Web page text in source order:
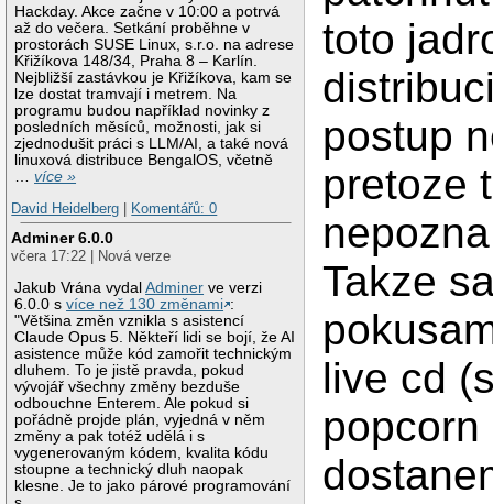
Hackday. Akce začne v 10:00 a potrvá
až do večera. Setkání proběhne v
prostorách SUSE Linux, s.r.o. na adrese
Křižíkova 148/34, Praha 8 – Karlín.
Nejbližší zastávkou je Křižíkova, kam se
lze dostat tramvají i metrem. Na
programu budou například novinky z
posledních měsíců, možnosti, jak si
zjednodušit práci s LLM/AI, a také nová
linuxová distribuce BengalOS, včetně
…více »
David Heidelberg
Komentářů: 0
Adminer 6.0.0
včera 17:22 | Nová verze
Jakub Vrána vydalAdminer ve verzi
6.0.0 svíce než 130 změnami :
"Většina změn vznikla s asistencí
Claude Opus 5. Někteří lidi se bojí, že AI
asistence může kód zamořit technickým
dluhem. To je jistě pravda, pokud
vývojář všechny změny bezduše
odbouchne Enterem. Ale pokud si
pořádně projde plán, vyjedná v něm
změny a pak totéž udělá i s
vygenerovaným kódem, kvalita kódu
stoupne a technický dluh naopak
klesne. Je to jako párové programování
toto
postup
pretoze
Takze
live cd